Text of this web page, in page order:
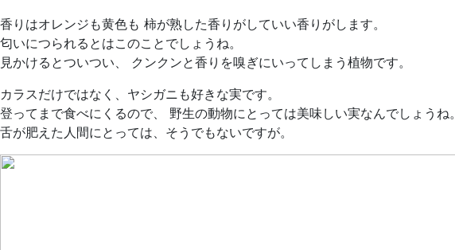
香りはオレンジも黄色も 柿が熟した香りがしていい香りがします。
匂いにつられるとはこのことでしょうね。
見かけるとついつい、 クンクンと香りを嗅ぎにいってしまう植物です。
カラスだけではなく、ヤシガニも好きな実です。
登ってまで食べにくるので、 野生の動物にとっては美味しい実なんでしょうね。
舌が肥えた人間にとっては、そうでもないですが。